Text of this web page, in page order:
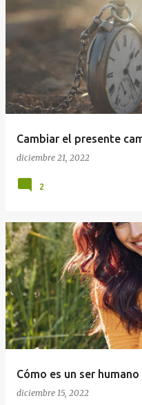
E
n
t
d
Cambiar el presente
diciembre 21, 2022
2
Cómo es un ser
diciembre 15, 2022